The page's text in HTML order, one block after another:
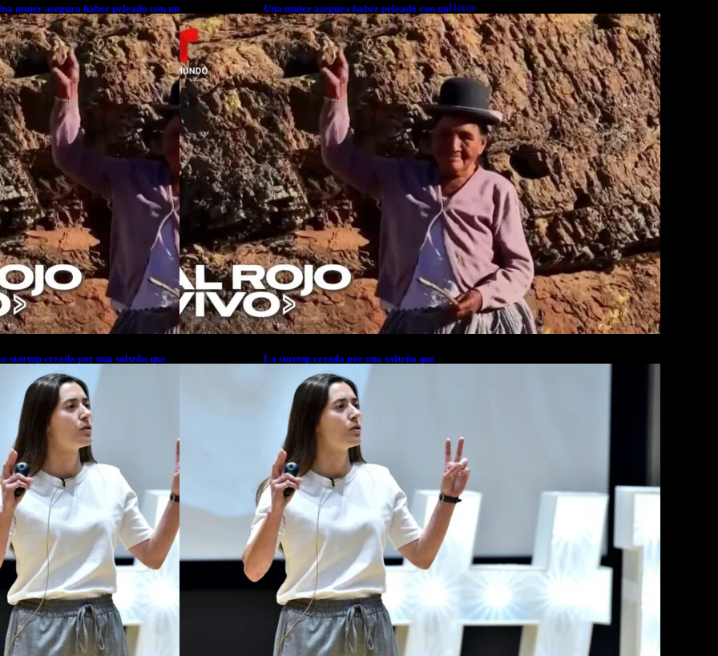
mujer asegura haber peleado con un
cuerpo a cuerpo
startup creada por una salteña que
resolver el estrés financiero en
Una mujer asegura haber peleado con un
extraterrestre cuerpo a cuerpo
La startup creada por una salteña que
busca resolver el estrés financiero en
Latinoamérica
Home
Business
Lifestyle
Magazine
Photography
Travel
Technology